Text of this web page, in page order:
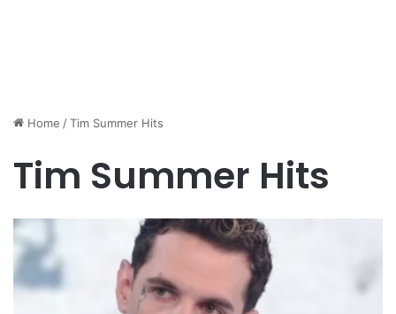
Home /Tim Summer Hits
Tim Summer Hits